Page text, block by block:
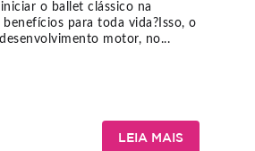
o ballet clássico na
para toda vida?Isso, o
motor, no...
LEIA MAIS